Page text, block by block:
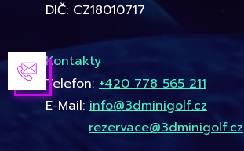
DIČ: CZ18010717
Kontakty
Telefon: +420 778 565 211
E-Mail: info@3dminigolf.cz
rezervace@3dminigolf.cz